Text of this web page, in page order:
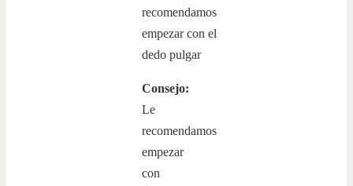
Consejo:
Le
recomendamos
empezar
con